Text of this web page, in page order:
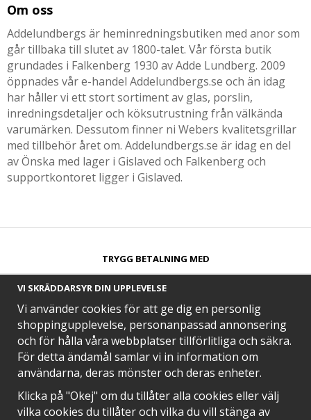
Om oss
Addelundbergs är heminredningsbutiken med anor som
går tillbaka till slutet av 1800-talet. Vår första butik
grundades i Falkenberg 1930 av Adde Lundberg. 2009
öppnades vår e-handel Addelundbergs.se och än idag
har håller vi ett stort sortiment av glas, porslin,
inredningsdetaljer och köksutrustning från välkända
varumärken. Dessutom finner ni Webers kvalitetsgrillar
med tillbehör året om. Addelundbergs.se är idag en del
av Önska med lager i Gislaved och Falkenberg och
supportkontoret ligger i Gislaved.
TRYGG BETALNING MED​
SNABB LEVERANS MED
VI SKRÄDDARSYR DIN UPPLEVELSE
Vi använder cookies för att ge dig en personlig
shoppingupplevelse, personanpassad annonsering
och för hålla våra webbplatser tillförlitliga och säkra.
För detta ändamål samlar vi in information om
användarna, deras mönster och deras enheter.
Klicka på "Okej" om du tillåter alla cookies eller välj
vilka cookies du tillåter och vilka du vill stänga av